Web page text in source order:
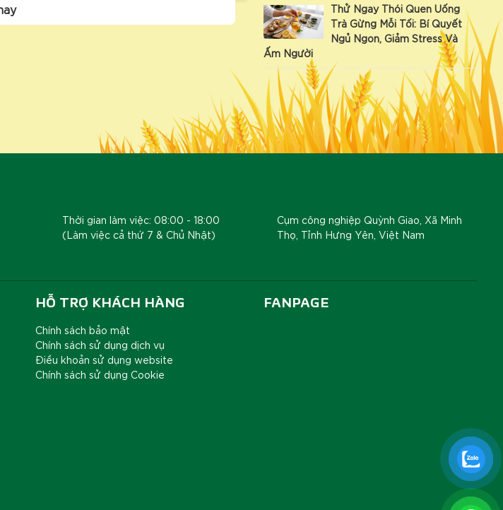
Thử Ngay Thói Quen Uống
Trà Gừng Mỗi Tối: Bí Quyết
Ngủ Ngon, Giảm Stress Và
Ấm Người
Thời gian làm việc: 08:00 - 18:00
(Làm việc cả thứ 7 & Chủ Nhật)
Cụm công nghiệp Quỳnh Giao, Xã Minh
Thọ, Tỉnh Hưng Yên, Việt Nam
HỖ TRỢ KHÁCH HÀNG
Chính sách bảo mật
Chính sách sử dụng dịch vụ
Điều khoản sử dụng website
Chính sách sử dụng Cookie
FANPAGE